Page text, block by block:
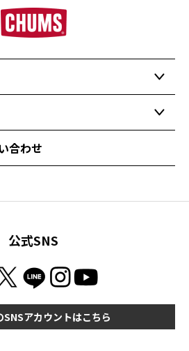
合わせ
公式SNS
SNSアカウントはこちら